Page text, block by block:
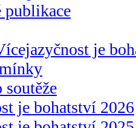
publikace
je
soutěže
je bohatství 2026